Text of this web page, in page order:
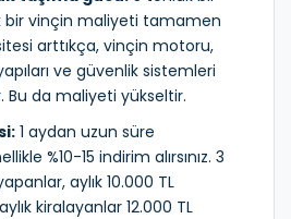
bir vinçin maliyeti tamamen
arttıkça, vinçin motoru,
ve güvenlik sistemleri
Bu da maliyeti yükseltir.
1 aydan uzun süre
%10-15 indirim alırsınız. 3
aylık 10.000 TL
kiralayanlar 12.000 TL